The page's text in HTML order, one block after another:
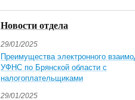
Новости отдела
29/01/2025
Преимущества электронного
УФНС по Брянской области с
налогоплательщиками
29/01/2025